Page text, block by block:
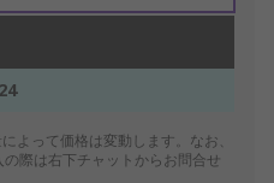
よって価格は変動します。なお、
際は右下チャットからお問合せ